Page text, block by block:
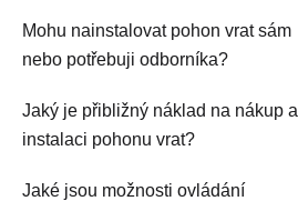
Mohu nainstalovat pohon vrat sám
nebo potřebuji odborníka?
Jaký je přibližný náklad na nákup a
instalaci pohonu vrat?
Jaké jsou možnosti ovládání